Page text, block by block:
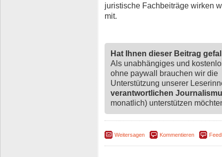
juristische Fachbeiträge wirken
mit.
Hat Ihnen dieser Beitrag
Als unabhängiges und
ohne paywall brauchen wir die
Unterstützung unserer
verantwortlichen
monatlich) unterstützen
Weitersagen Kommentieren